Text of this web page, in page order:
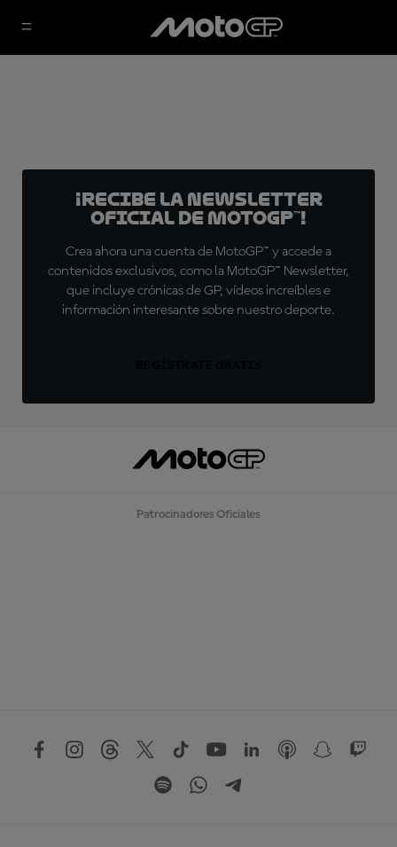
¡Recibe la Newsletter
oficial de MotoGP™!
Crea ahora una cuenta de MotoGP™ y accede a
contenidos exclusivos, como la MotoGP™ Newsletter,
que incluye crónicas de GP, vídeos increíbles e
información interesante sobre nuestro deporte.
Patrocinadores Oficiales